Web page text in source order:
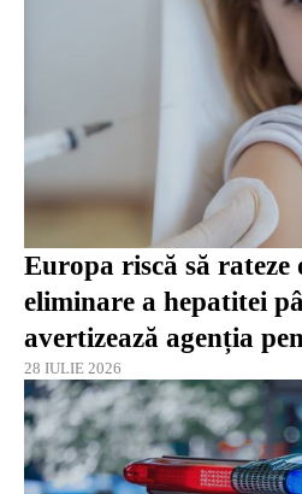
Europa riscă să rateze
eliminare a hepatitei
avertizează agenția
28 IULIE 2026